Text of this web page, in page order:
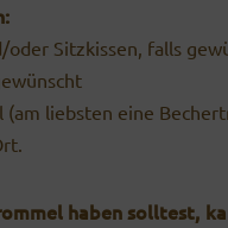
Sitzkissen, falls
(am liebsten eine
haben solltest,